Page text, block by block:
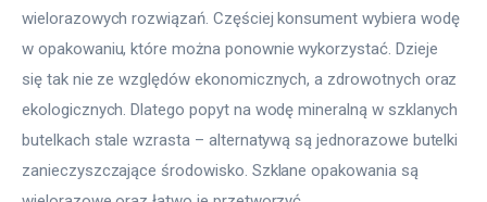
wielorazowych rozwiązań. Częściej konsument wybiera wodę
w opakowaniu, które można ponownie wykorzystać. Dzieje
się tak nie ze względów ekonomicznych, a zdrowotnych oraz
ekologicznych. Dlatego popyt na wodę mineralną w szklanych
butelkach stale wzrasta – alternatywą są jednorazowe butelki
zanieczyszczające środowisko. Szklane opakowania są